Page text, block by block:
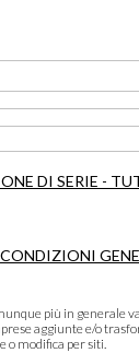
DI SERIE -
CONDIZIONI
più in generale
aggiunte e/o
modifica per siti.